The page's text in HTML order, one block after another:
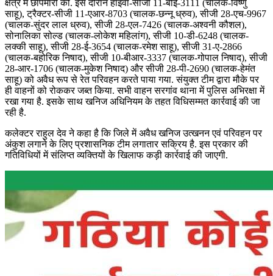
क्षेत्र में छापेमारी की. इस दौरान हाइवा-सीजी 11-बीई-3111 (चालक-विष्णु
साहू), ट्रैक्टर-सीजी 11-एआर-8703 (चालक-छन्नू ध्रुव), सीजी 28-एच-9967
(चालक-सुंदर लाल ध्रुव), सीजी 28-एल-7426 (चालक-अश्वनी कौशल),
सोनालिका सोल्ड (चालक-लोकेश महिलांग), सीजी 10-डी-6248 (चालक-
लक्की साहू), सीजी 28-ई-3654 (चालक-रमेश साहू), सीजी 31-ए-2866
(चालक-बहोरिक निषाद), सीजी 10-बीआर-3337 (चालक-गोपाल निषाद), सीजी
28-आर-1706 (चालक-मुकेश निषाद) और सीजी 28-पी-2690 (चालक-हेमंत
साहू) को अवैध रूप से रेत परिवहन करते पाया गया. संयुक्त टीम द्वारा मौके पर
ही वाहनों को रोककर जब्त किया. सभी वाहन सरगांव थाना में पुलिस अभिरक्षा में
रखा गया है. इसके साथ खनिज अधिनियम के तहत विधिसम्मत कार्रवाई की जा
रही है.
कलेक्टर राहुल देव ने कहा है कि जिले में अवैध खनिज उत्खनन एवं परिवहन पर
अंकुश लगाने के लिए प्रशासनिक टीम लगातार सक्रिय है. इस प्रकार की
गतिविधियों में संलिप्त व्यक्तियों के खिलाफ कड़ी कार्रवाई की जाएगी.